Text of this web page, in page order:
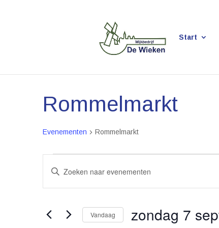
Start
Rommelmarkt
Evenementen Rommelmarkt
Zoeken
en
weergeven
Vul
een
keyword
Vandaag zondag 7